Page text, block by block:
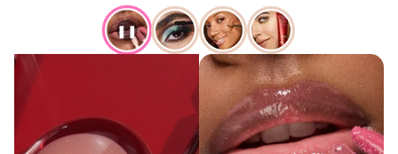
❚❚